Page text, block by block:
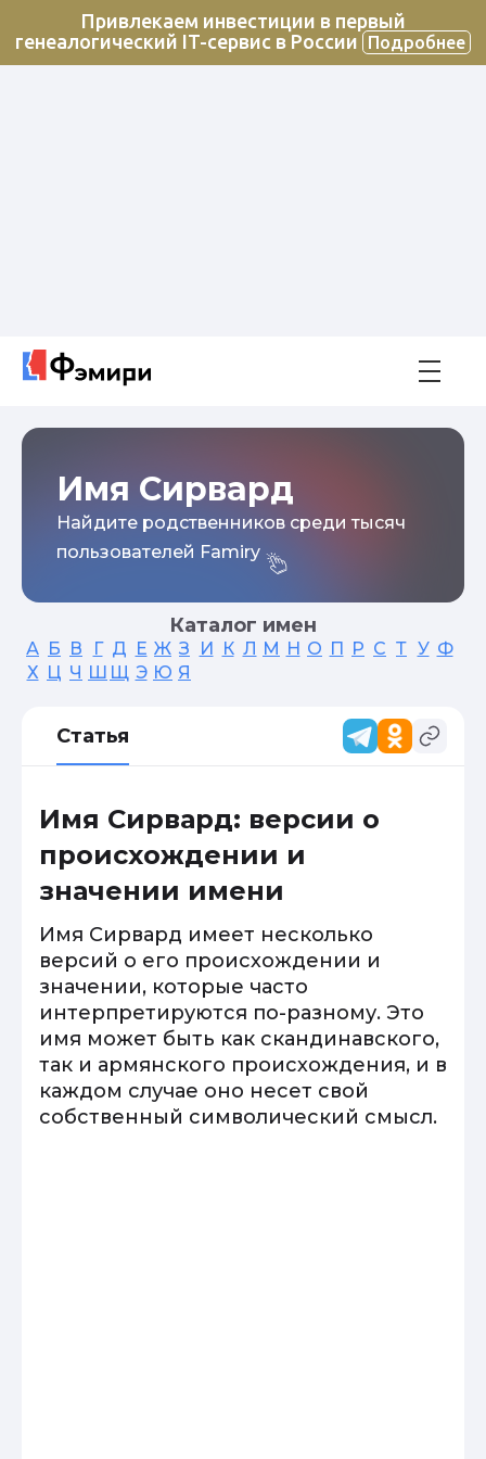
Привлекаем инвестиции в первый
генеалогический IT-сервис в России
Подробнее
Имя Сирвард
Найдите родственников среди тысяч
пользователей Famiry
Каталог имен
А Б В Г Д Е Ж З И К Л М Н О П Р С Т У Ф
Х Ц Ч Ш Щ Э Ю Я
Статья
Имя Сирвард: версии о
происхождении и
значении имени
Имя Сирвард имеет несколько
версий о его происхождении и
значении, которые часто
интерпретируются по-разному. Это
имя может быть как скандинавского,
так и армянского происхождения, и в
каждом случае оно несет свой
собственный символический смысл.